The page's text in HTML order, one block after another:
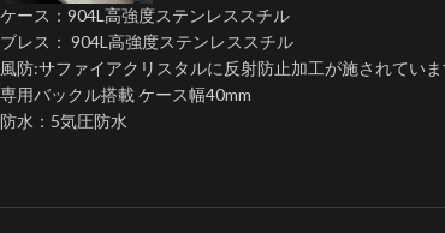
ケース：904L高強度ステンレススチル
ブレス： 904L高強度ステンレススチル
風防:サファイアクリスタルに反射防止加工が施されていま
専用バックル搭載 ケース幅40mm
防水：5気圧防水